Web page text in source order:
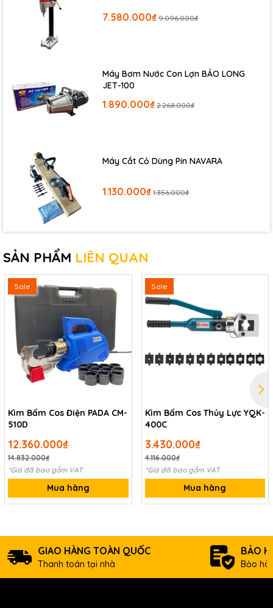
Phân loại theo tải trọng và hành
trình
Thông thường, dòng kích thủy lực rời bơm của thương hiệu
PADA phân phối có tải trọng từ 10-5000 tấn, hành trình từ 50-
1000mm với tên gọi thể hiện thông số cơ bản của loại kích đó.
Ví dụ với
Model RSC10050 thì đó là loại kích 1 chiều RSC trọng
tải 100 tấn và hành trình kích lên là 50mm.
7.580.000₫ 9.096.000₫
Máy Bơm Nước Con Lợn BẢO LONG
JET-100
1.890.000₫ 2.268.000₫
Máy Cắt Cỏ Dùng Pin NAVARA
1.130.000₫ 1.356.000₫
SẢN PHẨM LIÊN QUAN
Sale
Kìm Bấm Cos Điện PADA CM-
510D
12.360.000₫
14.832.000₫
*Giá đã bao gồm VAT
Mua hàng
Sale
Kìm Bấm Cos Thủy Lực YQK-
400C
3.430.000₫
4.116.000₫
*Giá đã bao gồm VAT
Mua hàng
GIAO HÀNG TOÀN QUỐC
Thanh toán tại nhà
BẢO
Bảo